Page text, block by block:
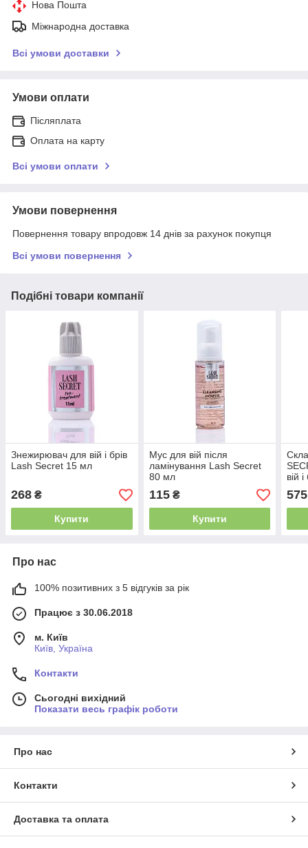
Нова Пошта
Міжнародна доставка
Всі умови доставки
Умови оплати
Післяплата
Оплата на карту
Всі умови оплати
Умови повернення
Повернення товару впродовж 14 днів за рахунок покупця
Всі умови повернення
Подібні товари компанії
Знежирювач для вій і брів
Lash Secret 15 мл
268 ₴
Купити
Мус для вій після
ламінування Lash Secret
80 мл
115₴
Купити
вій
575
Про нас
100% позитивних з 5 відгуків за рік
Працює з 30.06.2018
м. Київ
Київ, Україна
Контакти
Сьогодні вихідний
Показати весь графік роботи
Про нас
Контакти
Доставка та оплата